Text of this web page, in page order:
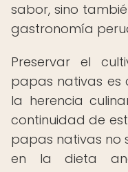
sabor, sino
gastronomía
Preservar el
papas nativas es
la herencia
continuidad de
papas nativas no
en la dieta